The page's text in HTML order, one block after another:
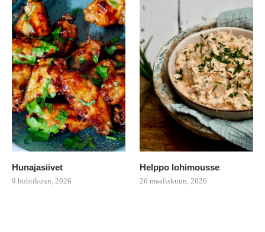
Hunajasiivet
9 huhtikuun, 2026
Helppo lohimousse
26 maaliskuun, 2026